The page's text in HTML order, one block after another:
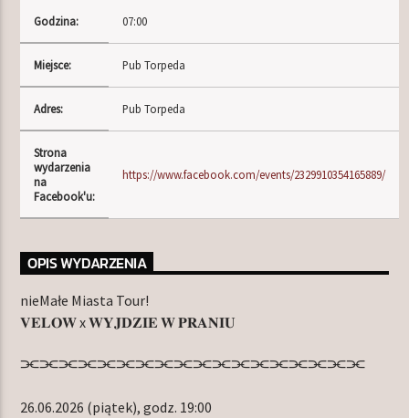
TERAZ W RAMÓWCE
INDIE ORBIT WEEKEND
16:00 18:00
NASTĘPNIE W RAMÓWCE
LIGHT ORBIT WEEKEND
18:00 20:00
Godzina: 07:00
Miejsce: Pub Torpeda
Adres: Pub Torpeda
Strona
wydarzenia
na
Facebook'u:
https://www.facebook.com/events/2329910354165889/
OPIS WYDARZENIA
nieMałe Miasta Tour!
𝐕𝐄𝐋𝐎𝐖 x 𝐖𝐘𝐉𝐃𝐙𝐈𝐄 𝐖 𝐏𝐑𝐀𝐍𝐈𝐔
⫘⫘⫘⫘⫘⫘⫘⫘⫘⫘⫘⫘⫘⫘⫘⫘⫘⫘
26.06.2026 (piątek), godz. 19:00